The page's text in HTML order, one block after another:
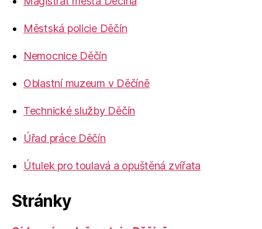
Městská policie Děčín
Nemocnice Děčín
Oblastní muzeum v Děčíně
Technické služby Děčín
Úřad práce Děčín
Útulek pro toulavá a opuštěná zvířata
Stránky